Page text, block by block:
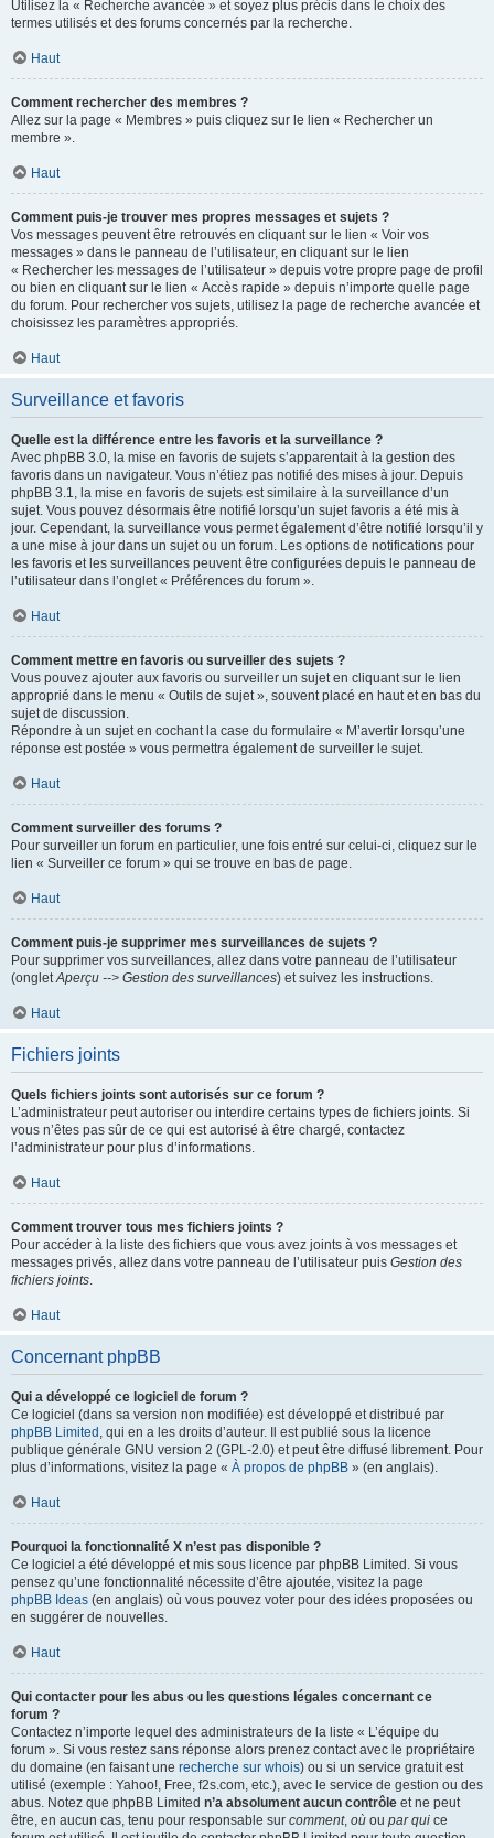
Utilisez la « Recherche avancée » et soyez plus précis dans le choix des
termes utilisés et des forums concernés par la recherche.
Haut
Comment rechercher des membres ?
Allez sur la page « Membres » puis cliquez sur le lien « Rechercher un
membre ».
Haut
Comment puis-je trouver mes propres messages et sujets ?
Vos messages peuvent être retrouvés en cliquant sur le lien « Voir vos
messages » dans le panneau de l’utilisateur, en cliquant sur le lien
« Rechercher les messages de l’utilisateur » depuis votre propre page de profil
ou bien en cliquant sur le lien « Accès rapide » depuis n’importe quelle page
du forum. Pour rechercher vos sujets, utilisez la page de recherche avancée et
choisissez les paramètres appropriés.
Haut
Surveillance et favoris
Quelle est la différence entre les favoris et la surveillance ?
Avec phpBB 3.0, la mise en favoris de sujets s’apparentait à la gestion des
favoris dans un navigateur. Vous n’étiez pas notifié des mises à jour. Depuis
phpBB 3.1, la mise en favoris de sujets est similaire à la surveillance d’un
sujet. Vous pouvez désormais être notifié lorsqu’un sujet favoris a été mis à
jour. Cependant, la surveillance vous permet également d’être notifié lorsqu’il y
a une mise à jour dans un sujet ou un forum. Les options de notifications pour
les favoris et les surveillances peuvent être configurées depuis le panneau de
l’utilisateur dans l’onglet « Préférences du forum ».
Haut
Comment mettre en favoris ou surveiller des sujets ?
Vous pouvez ajouter aux favoris ou surveiller un sujet en cliquant sur le lien
approprié dans le menu « Outils de sujet », souvent placé en haut et en bas du
sujet de discussion.
Répondre à un sujet en cochant la case du formulaire « M’avertir lorsqu’une
réponse est postée » vous permettra également de surveiller le sujet.
Haut
Comment surveiller des forums ?
Pour surveiller un forum en particulier, une fois entré sur celui-ci, cliquez sur le
lien « Surveiller ce forum » qui se trouve en bas de page.
Haut
Comment puis-je supprimer mes surveillances de sujets ?
Pour supprimer vos surveillances, allez dans votre panneau de l’utilisateur
(ongletAperçu --> Gestion des surveillances) et suivez les instructions.
Haut
Fichiers joints
Quels fichiers joints sont autorisés sur ce forum ?
L’administrateur peut autoriser ou interdire certains types de fichiers joints. Si
vous n’êtes pas sûr de ce qui est autorisé à être chargé, contactez
l’administrateur pour plus d’informations.
Haut
Comment trouver tous mes fichiers joints ?
Pour accéder à la liste des fichiers que vous avez joints à vos messages et
messages privés, allez dans votre panneau de l’utilisateur puis Gestion des
fichiers joints.
Haut
Concernant phpBB
Qui a développé ce logiciel de forum ?
Ce logiciel (dans sa version non modifiée) est développé et distribué par
phpBB Limited , qui en a les droits d’auteur. Il est publié sous la licence
publique générale GNU version 2 (GPL-2.0) et peut être diffusé librement. Pour
plus d’informations, visitez la page « À propos de phpBB » (en anglais).
Haut
Pourquoi la fonctionnalité X n’est pas disponible ?
Ce logiciel a été développé et mis sous licence par phpBB Limited. Si vous
pensez qu’une fonctionnalité nécessite d’être ajoutée, visitez la page
phpBB Ideas (en anglais) où vous pouvez voter pour des idées proposées ou
en suggérer de nouvelles.
Haut
Qui contacter pour les abus ou les questions légales concernant ce
forum ?
Contactez n’importe lequel des administrateurs de la liste « L’équipe du
forum ». Si vous restez sans réponse alors prenez contact avec le propriétaire
du domaine (en faisant une recherche sur whois) ou si un service gratuit est
utilisé (exemple : Yahoo!, Free, f2s.com, etc.), avec le service de gestion ou des
abus. Notez que phpBB Limited n’a absolument aucun contrôle et ne peut
être, en aucun cas, tenu pour responsable sur comment, où ou par qui ce